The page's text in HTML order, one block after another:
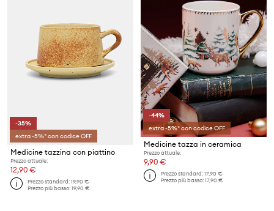
-35%
extra -5%* con codice OFF
Medicine tazzina con piattino
Prezzo attuale:
12,90 €
Prezzo standard:19,90 €
Prezzo più basso:19,90 €
-44%
extra -5%* con codice OFF
Medicine tazza in ceramica
Prezzo attuale:
9,90 €
Prezzo standard:17,90 €
Prezzo più basso:17,90 €